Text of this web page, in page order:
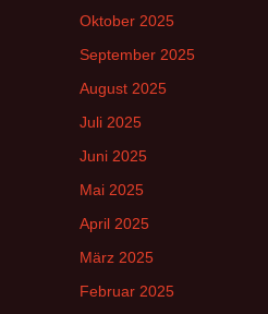
Oktober 2025
September 2025
August 2025
Juli 2025
Juni 2025
Mai 2025
April 2025
März 2025
Februar 2025